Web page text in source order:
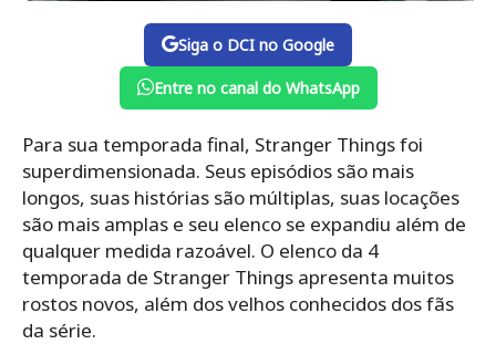
Siga o DCI no Google
Entre no canal do WhatsApp
Para sua temporada final, Stranger Things foi
superdimensionada. Seus episódios são mais
longos, suas histórias são múltiplas, suas locações
são mais amplas e seu elenco se expandiu além de
qualquer medida razoável. O elenco da 4
temporada de Stranger Things apresenta muitos
rostos novos, além dos velhos conhecidos dos fãs
da série.